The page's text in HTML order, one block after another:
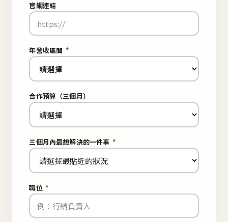
官網連結
年營收區間 *
合作預算（三個月）
三個月內最想解決的一件事 *
職位 *